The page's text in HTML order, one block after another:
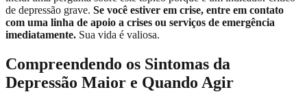
de depressão grave. Se você estiver em crise, entre em contato
com uma linha de apoio a crises ou serviços de emergência
imediatamente. Sua vida é valiosa.
Compreendendo os Sintomas da
Depressão Maior e Quando Agir